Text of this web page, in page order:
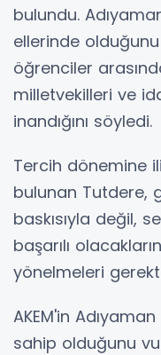
bulundu.
ellerinde
öğrenciler
milletvekilleri ve
inandığını söyledi.
Tercih dönemine
bulunan Tutdere,
baskısıyla değil,
başarılı
yönelmeleri
AKEM'in
sahip olduğunu